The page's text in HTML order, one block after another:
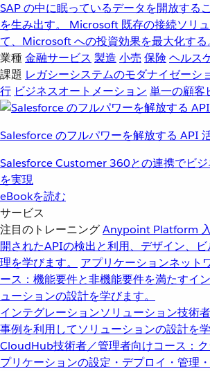
SAP の中に眠っているデータを開放する
を生み出す。
Microsoft 既存の接続ソリ
て、Microsoft への投資効果を最大化する
業種金融サービス 製造 小売 保険 ヘルス
課題 レガシーシステムのモダナイゼーシ
行 ビジネスオートメーション 単一の顧客
Salesforce のフルパワーを解放する API
Salesforce Customer 360との連携でビ
を実現
eBookを読む
サービス
注目のトレーニングAnypoint Platform
開されたAPIの検出と利用、デザイン、
理を学びます。
アプリケーションネット
ース：機能要件と非機能要件を満たすイ
ューションの設計を学びます。
インテグレーションソリューション技術
事例を利用してソリューションの設計を学
CloudHub技術者／管理者向けコース：
プリケーションの設定・デプロイ・管理